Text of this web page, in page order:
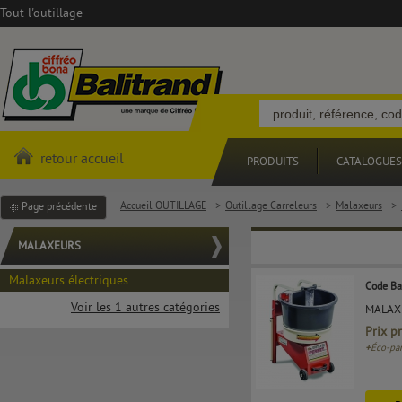
Tout l'outillage
retour accueil PRODUITS CATALOGUES
Page précédente Accueil OUTILLAGE > Outillage Carreleurs > Malaxeurs >
MALAXEURS
Malaxeurs électriques
Voir les 1 autres catégories
Code
Prix
+Éco-